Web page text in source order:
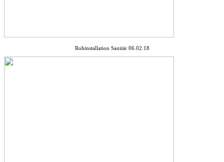
Rohinstallation Sanitär 06.02.18